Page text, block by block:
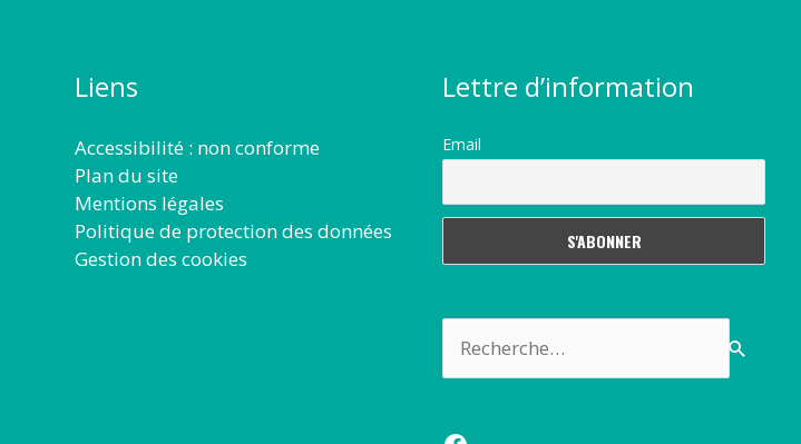
Liens
Accessibilité : non conforme
Plan du site
Mentions légales
Politique de protection des données
Gestion des cookies
Lettre d’information
Email